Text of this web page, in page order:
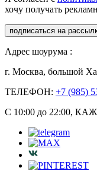
хочу получать
подписаться на
Адрес шоурума :
г. Москва, большой
ТЕЛЕФОН: +7 (985)
С 10:00 до 22:00,